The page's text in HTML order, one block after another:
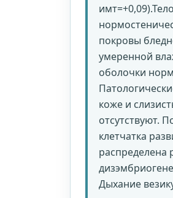
покровы
умеренной
оболочки
коже и
отсутствуют.
клетчатка
распределена
Дыхание